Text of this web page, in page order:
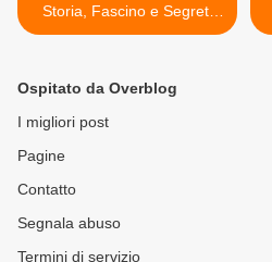
Storia, Fascino e Segreti
dei Grandi Vini Francesi
Ospitato da Overblog
I migliori post
Pagine
Contatto
Segnala abuso
Termini di servizio